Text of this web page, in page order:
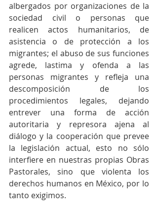
albergados por organizaciones de la
sociedad civil o personas que
realicen actos humanitarios, de
asistencia o de protección a los
migrantes; el abuso de sus funciones
agrede, lastima y ofenda a las
personas migrantes y refleja una
descomposición de los
procedimientos legales, dejando
entrever una forma de acción
autoritaria y represora ajena al
diálogo y la cooperación que prevee
la legislación actual, esto no sólo
interfiere en nuestras propias Obras
Pastorales, sino que violenta los
derechos humanos en México, por lo
tanto exigimos.